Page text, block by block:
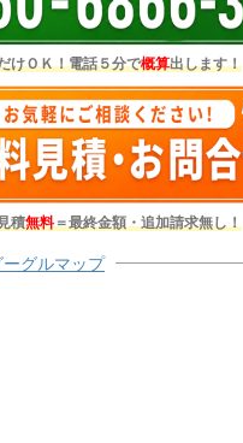
けＯＫ！電話５分で概算出します！
積無料＝最終金額・追加請求無し！
グルマップ